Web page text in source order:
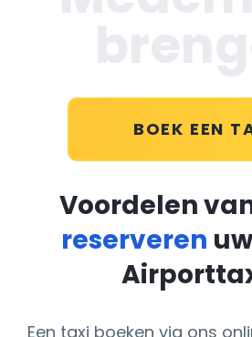
BOEK EEN
Voordelen
reserveren
Een taxi boeken via ons